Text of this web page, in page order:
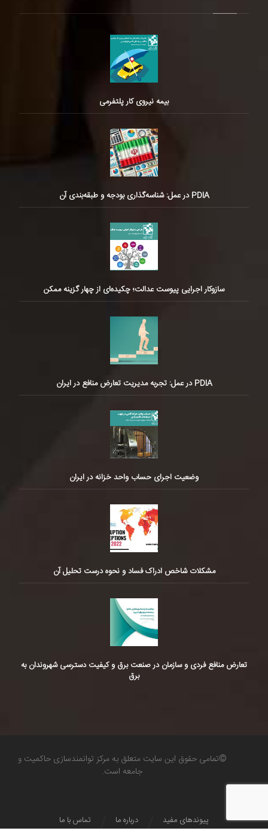
بیمه نیروی کار پلتفرمی
PDIA در عمل: شناسه‌گذاری بودجه و طبقه‌بندی آن
سازوکار اجرایی پیوست عدالت؛ چکیده‌ای از چهار گزینه ممکن
PDIA در عمل: تجربه مدیریت تعارض منافع در ایران
وضعیت اجرای حساب واحد خزانه در ایران
مشکلات شاخص ادراک فساد و نحوه درست تحلیل آن
تعارض منافع فردی و سازمان در صنعت برق و کیفیت دسترسی شهروندان به
برق
©تمامی حقوق این سایت متعلق به مرکز توانمندسازی حاکمیت و
جامعه است.
تماس با ما درباره ما پیوندهای مفید